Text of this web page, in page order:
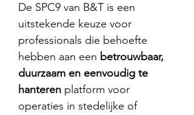
De SPC9 van B&T is een
uitstekende keuze voor
professionals die behoefte
hebben aan een betrouwbaar,
duurzaam en eenvoudig te
hanteren platform voor
operaties in stedelijke of